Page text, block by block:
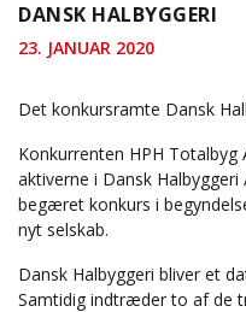
DANSK HALBYGGERI
23. JANUAR 2020
Det konkursramte Dansk
Konkurrenten HPH
aktiverne i Dansk
begæret konkurs i
nyt selskab.
Dansk Halbyggeri bliver et
Samtidig indtræder to af de